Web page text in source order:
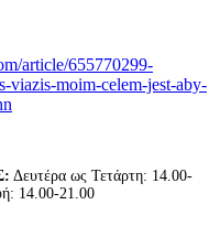
article/655770299-
viazis-moim-celem-jest-aby-
Δευτέρα ως Τετάρτη: 14.00-
14.00-21.00